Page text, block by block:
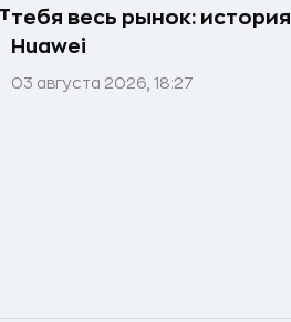
тебя весь рынок: история
Huawei
03 августа 2026, 18:27